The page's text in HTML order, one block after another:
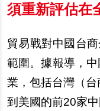
須重新評估在
貿易戰對中國台
範圍。據報導，中
業，包括台灣（台
到美國的前20家